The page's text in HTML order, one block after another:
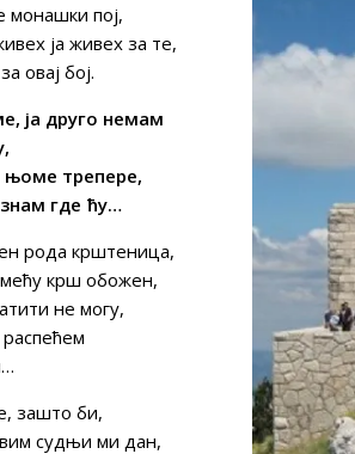
монашки пој,
ја живех за те,
овај бој.
ја друго немам
њоме трепере,
где ћу…
рода крштеница,
крш обожен,
не могу,
зашто би,
судњи ми дан,